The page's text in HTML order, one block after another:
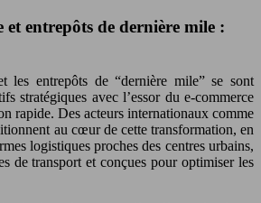
entrepôts de dernière mile :
les entrepôts de “dernière mile” se sont
stratégiques avec l’essor du e‑commerce
rapide. Des acteurs internationaux comme
au cœur de cette transformation, en
logistiques proches des centres urbains,
de transport et conçues pour optimiser les